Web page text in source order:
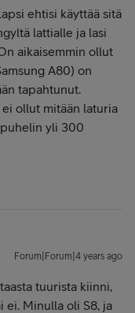
ehtisi käyttää sitä
lattialle ja lasi
aikaisemmin ollut
A80) on
tapahtunut.
ollut mitään laturia
yli 300
Forum|Forum|4 years ago
tuurista kiinni,
ei. Minulla oli S8, ja